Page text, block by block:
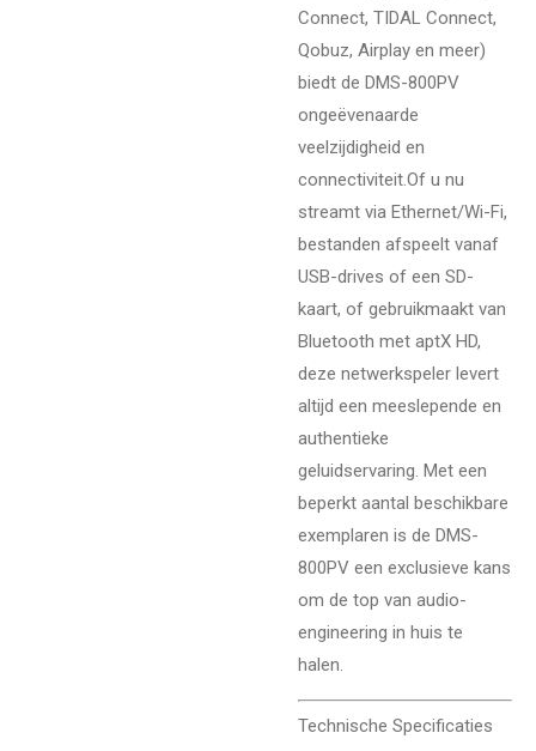
Connect, TIDAL Connect,
Qobuz, Airplay en meer)
biedt de DMS-800PV
ongeëvenaarde
veelzijdigheid en
connectiviteit.Of u nu
streamt via Ethernet/Wi-Fi,
bestanden afspeelt vanaf
USB-drives of een SD-
kaart, of gebruikmaakt van
Bluetooth met aptX HD,
deze netwerkspeler levert
altijd een meeslepende en
authentieke
geluidservaring. Met een
beperkt aantal beschikbare
exemplaren is de DMS-
800PV een exclusieve kans
om de top van audio-
engineering in huis te
halen.
Technische Specificaties